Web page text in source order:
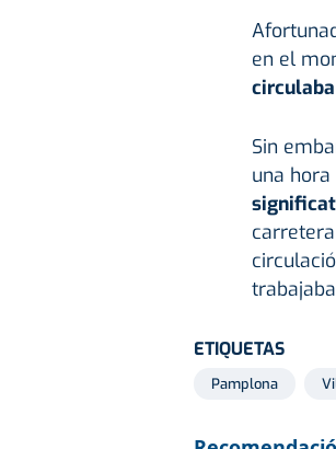
en el
Sin
una hora
ETIQUETAS
Pamplona